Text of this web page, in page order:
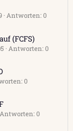
Antworten: 0
(FCFS)
Antworten: 0
0
Antworten: 0